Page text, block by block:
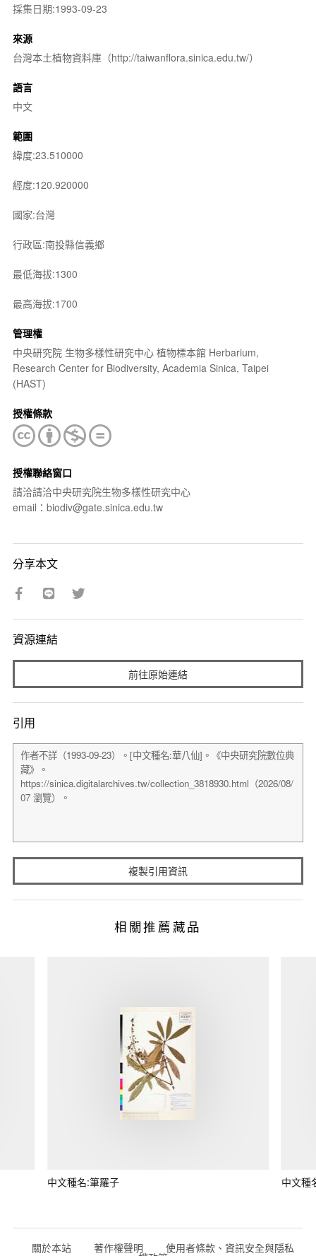
採集日期:1993-09-23
來源
台灣本土植物資料庫（http://taiwanflora.sinica.edu.tw/）
語言
中文
範圍
緯度:23.510000
經度:120.920000
國家:台灣
行政區:南投縣信義鄉
最低海拔:1300
最高海拔:1700
管理權
中央研究院 生物多樣性研究中心 植物標本館 Herbarium,
Research Center for Biodiversity, Academia Sinica, Taipei
(HAST)
授權條款
授權聯絡窗口
請洽請洽中央研究院生物多樣性研究中心
email：biodiv@gate.sinica.edu.tw
分享本文
資源連結
前往原始連結
引用
複製引用資訊
相關推薦藏品
中文種名:筆羅子 中文種
關於本站 著作權聲明 使用者條款、資訊安全與隱私